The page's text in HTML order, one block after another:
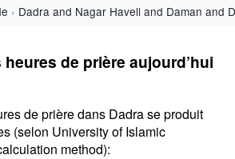
Dadra and Nagar Haveli and Daman and
de prière aujourd’hui
de prière dans Dadra se produit
(selon University of Islamic
method):